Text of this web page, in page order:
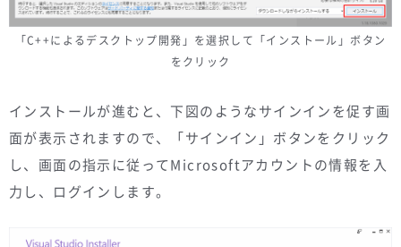
「C++によるデスクトップ開発」を選択して「インストール」ボタン
をクリック
インストールが進むと、下図のようなサインインを促す画
面が表示されますので、「サインイン」ボタンをクリック
し、画面の指示に従ってMicrosoftアカウントの情報を入
力し、ログインします。